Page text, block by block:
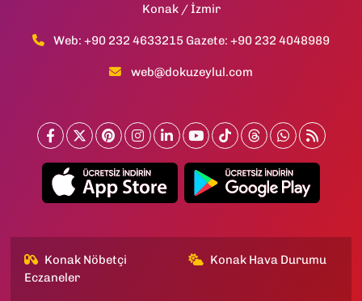
Konak / İzmir
Web: +90 232 4633215 Gazete: +90 232 4048989
web@dokuzeylul.com
Konak Nöbetçi
Eczaneler
Konak Hava Durumu